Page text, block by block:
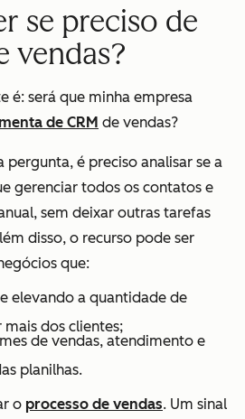
se preciso de
vendas?
é: será que minha empresa
de CRM de vendas?
pergunta, é preciso analisar se a
gerenciar todos os contatos e
sem deixar outras tarefas
disso, o recurso pode ser
que:
elevando a quantidade de
dos clientes;
de vendas, atendimento e
planilhas.
o processo de vendas. Um sinal